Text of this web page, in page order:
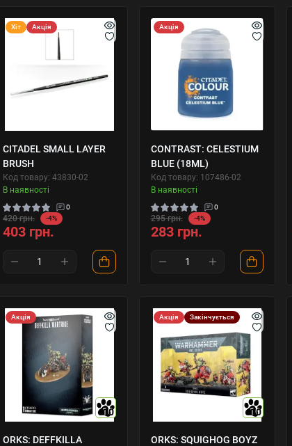
Хіт Акція
CITADEL SMALL LAYER
BRUSH
Код товару: 43830-02
В наявності
0
420 грн. -4%
403 грн.
Акція
CONTRAST: CELESTIUM
BLUE (18ML)
Код товару: 107486-02
В наявності
0
295 грн. -4%
283 грн.
Акція
10
ORKS: DEFFKILLA
Акція Закінчується
10
ORKS: SQUIGHOG BOYZ